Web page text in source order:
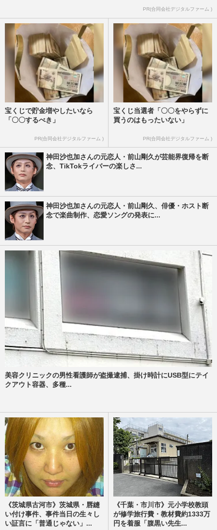
PR(合同会社デジタルファーム )
宝くじで貯金増やしたいなら
「〇〇するべき」
PR(合同会社デジタルファーム )
宝くじ当選者「〇〇をやらずに
買うのはもったいない」
PR(合同会社デジタルファーム )
神田沙也加さんの元恋人・前山剛久が芸能界復帰を断
念、TikTokライバーの楽しさ...
神田沙也加さんの元恋人・前山剛久、俳優・ホスト断
念で楽曲制作、恋愛ソングの発表に...
美容クリニックの男性看護師が盗撮逮捕、掛け時計にUSB型にテイ
クアウト容器、多種...
《茨城県古河市》茨城県・唇縫
い付け事件、事件当日の生々し
い証言に「普通じゃない」...
《千葉・市川市》元小学校教頭
が修学旅行費・教材費約1333万
円を着服「腹黒い先生...